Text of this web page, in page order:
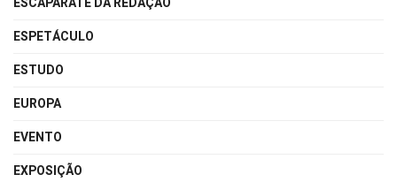
ESPETÁCULO
ESTUDO
EUROPA
EVENTO
EXPOSIÇÃO